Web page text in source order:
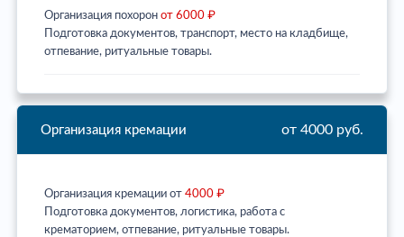
Организация похорон от 6000 ₽
Подготовка документов, транспорт, место на кладбище,
отпевание, ритуальные товары.
Организация кремации от 4000 руб.
Организация кремации от 4000 ₽
Подготовка документов, логистика, работа с
крематорием, отпевание, ритуальные товары.